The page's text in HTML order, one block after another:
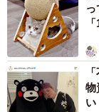
物
い